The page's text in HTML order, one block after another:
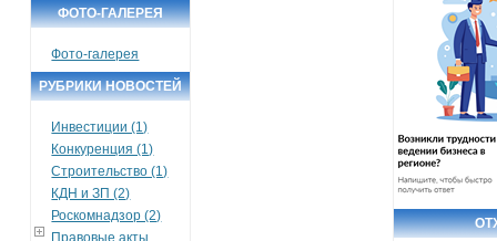
ФОТО-ГАЛЕРЕЯ
Фото-галерея
РУБРИКИ НОВОСТЕЙ
Инвестиции (1)
Конкуренция (1)
Строительство (1)
КДН и ЗП (2)
Роскомнадзор (2)
Правовые акты